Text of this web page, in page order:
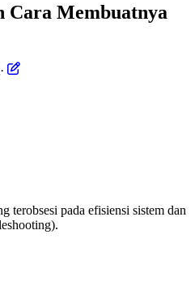
Cara Membuatnya
·
terobsesi pada efisiensi sistem dan